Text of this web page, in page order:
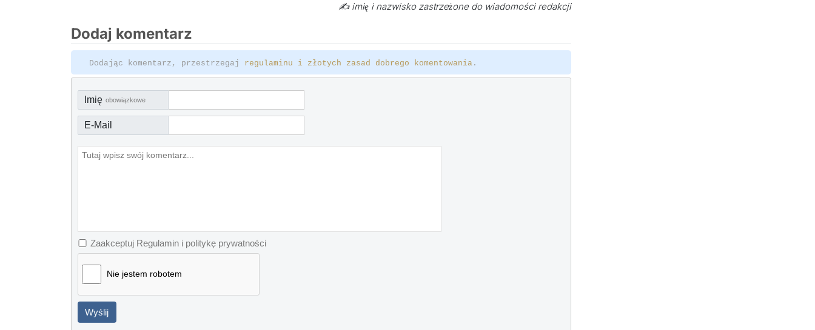
✍️ imię i nazwisko zastrzeżone do wiadomości redakcji
Dodaj komentarz
Dodając komentarz, przestrzegaj regulaminu i złotych zasad dobrego komentowania .
Imię obowiązkowe
E-Mail
Zaakceptuj Regulamin i politykę prywatności
Nie jestem robotem
Wyślij